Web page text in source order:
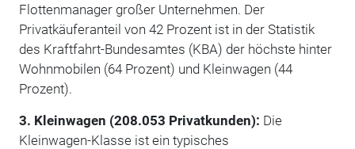
Flottenmanager großer Unternehmen. Der
Privatkäuferanteil von 42 Prozent ist in der Statistik
des Kraftfahrt-Bundesamtes (KBA) der höchste hinter
Wohnmobilen (64 Prozent) und Kleinwagen (44
Prozent).
3. Kleinwagen (208.053 Privatkunden): Die
Kleinwagen-Klasse ist ein typisches